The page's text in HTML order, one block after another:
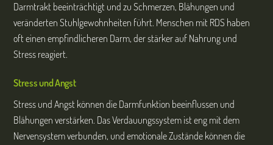
Darmtrakt beeinträchtigt und zu Schmerzen, Blähungen und
veränderten Stuhlgewohnheiten führt. Menschen mit RDS haben
oft einen empfindlicheren Darm, der stärker auf Nahrung und
Stress reagiert.
Stress und Angst
Stress und Angst können die Darmfunktion beeinflussen und
Blähungen verstärken. Das Verdauungssystem ist eng mit dem
Nervensystem verbunden, und emotionale Zustände können die